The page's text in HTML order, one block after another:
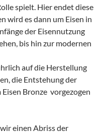
spielt. Hier endet diese
wird es dann um Eisen in
der Eisennutzung
bis hin zur modernen
auf die Herstellung
die Entstehung der
Bronze vorgezogen
einen Abriss der